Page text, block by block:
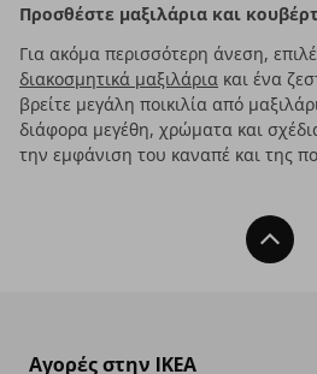
Προσθέστε μαξιλάρια και
Για ακόμα περισσότερη άνεση,
διακοσμητικά μαξιλάρια και ένα
βρείτε μεγάλη ποικιλία από
διάφορα μεγέθη, χρώματα και
την εμφάνιση του καναπέ και της
Αγορές στην IKEA